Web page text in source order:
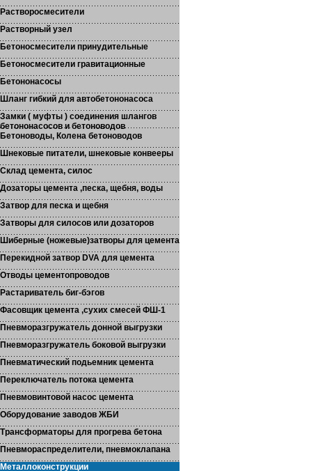
Растворосмесители
Растворный узел
Бетоносмесители принудительные
Бетоносмесители гравитационные
Бетононасосы
Шланг гибкий для автобетононасоса
Замки ( муфты ) соединения шлангов
бетононасосов и бетоноводов
Бетоноводы, Колена бетоноводов
Шнековые питатели, шнековые конвееры
Склад цемента, силос
Дозаторы цемента ,песка, щебня, воды
Затвор для песка и щебня
Затворы для силосов или дозаторов
Шиберные (ножевые)затворы для цемента
Перекидной затвор DVA для цемента
Отводы цементопроводов
Растариватель биг-бэгов
Фасовщик цемента ,сухих смесей ФШ-1
Пневморазгружатель донной выгрузки
Пневморазгружатель боковой выгрузки
Пневматический подьемник цемента
Переключатель потока цемента
Пневмовинтовой насос цемента
Оборудование заводов ЖБИ
Трансформаторы для прогрева бетона
Пневмораспределители, пневмоклапана
Металлоконструкции